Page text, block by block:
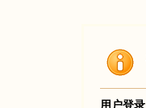
用户登录